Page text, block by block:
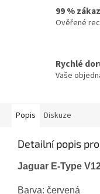
99 %
Ověřené
Rychlé
Vaše
Popis Diskuze
Detailní popis
Jaguar E-Type
Barva: červená